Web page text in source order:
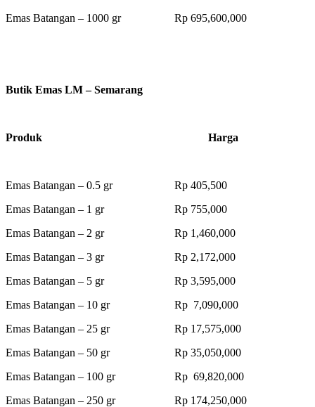
Emas Batangan – 1000 gr Rp 695,600,000
Butik Emas LM – Semarang
Produk Harga
Emas Batangan – 0.5 gr Rp 405,500
Emas Batangan – 1 gr Rp 755,000
Emas Batangan – 2 gr Rp 1,460,000
Emas Batangan – 3 gr Rp 2,172,000
Emas Batangan – 5 gr Rp 3,595,000
Emas Batangan – 10 gr Rp 7,090,000
Emas Batangan – 25 gr Rp 17,575,000
Emas Batangan – 50 gr Rp 35,050,000
Emas Batangan – 100 gr Rp 69,820,000
Emas Batangan – 250 gr Rp 174,250,000